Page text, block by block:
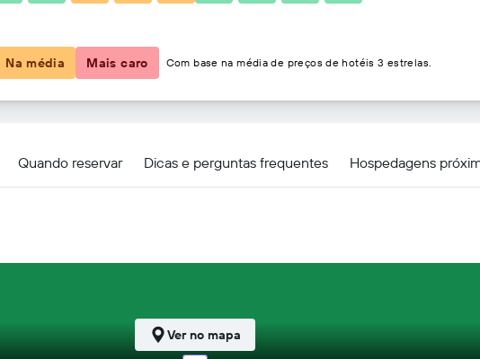
Quando reservar Dicas e perguntas frequentes Hospedagens
Ver no mapa
Na média Mais caro Com base na média de preços de hotéis 3 estrelas.